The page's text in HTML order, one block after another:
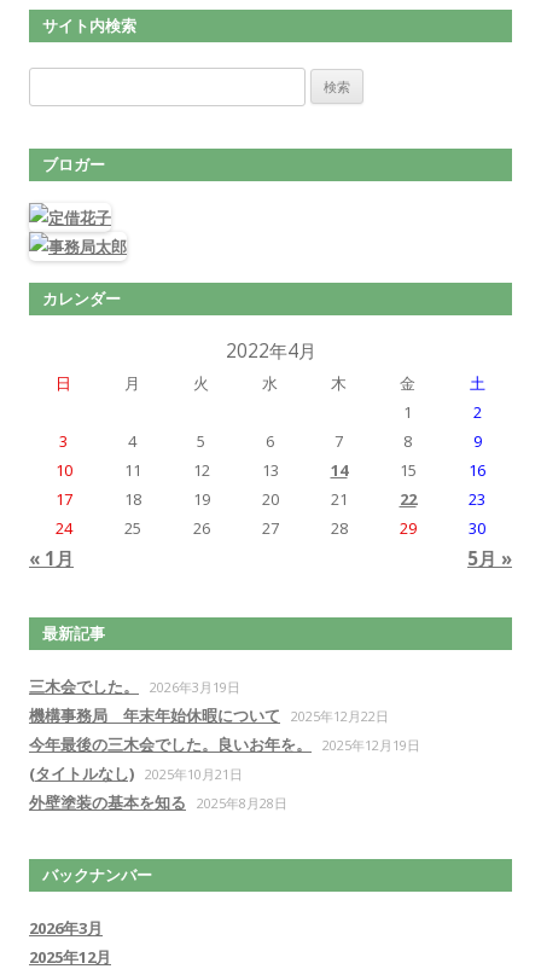
サイト内検索
ブロガー
カレンダー
2022年4月
日 月 火 水 木 金 土
« 1月 5月 »
1
2
3
4 5 6 7 8
9
10
11 12 13 14 15
16
17
18 19 20 21 22
23
24
25 26 27 28 29 30
最新記事
三木会でした。 2026年3月19日
機構事務局 年末年始休暇について 2025年12月22日
今年最後の三木会でした。良いお年を。 2025年12月19日
(タイトルなし) 2025年10月21日
外壁塗装の基本を知る 2025年8月28日
バックナンバー
2026年3月
2025年12月